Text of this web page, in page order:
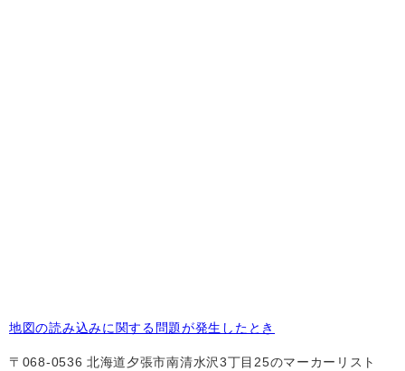
地図の読み込みに関する問題が発生したとき
〒068-0536 北海道夕張市南清水沢3丁目25のマーカーリスト